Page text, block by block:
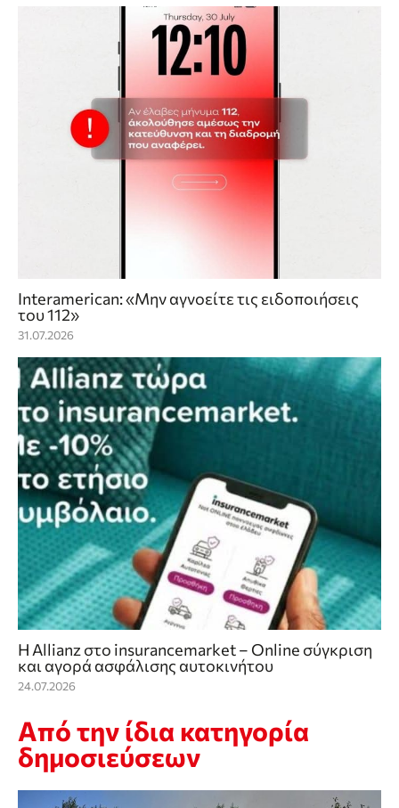
Interamerican: «Μην αγνοείτε τις ειδοποιήσεις
του 112»
31.07.2026
Η Allianz στο insurancemarket – Online σύγκριση
και αγορά ασφάλισης αυτοκινήτου
24.07.2026
Από την ίδια κατηγορία
δημοσιεύσεων